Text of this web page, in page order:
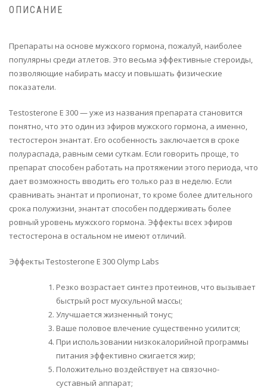
ОПИСАНИЕ
Препараты на основе мужского гормона, пожалуй, наиболее
популярны среди атлетов. Это весьма эффективные стероиды,
позволяющие набирать массу и повышать физические
показатели.
Testosterone E 300 — уже из названия препарата становится
понятно, что это один из эфиров мужского гормона, а именно,
тестостерон энантат. Его особенность заключается в сроке
полураспада, равным семи суткам. Если говорить проще, то
препарат способен работать на протяжении этого периода, что
дает возможность вводить его только раз в неделю. Если
сравнивать энантат и пропионат, то кроме более длительного
срока полужизни, энантат способен поддерживать более
ровный уровень мужского гормона. Эффекты всех эфиров
тестостерона в остальном не имеют отличий.
Эффекты Testosterone E 300 Olymp Labs
Резко возрастает синтез протеинов, что вызывает
быстрый рост мускульной массы;
Улучшается жизненный тонус;
Ваше половое влечение существенно усилится;
При использовании низкокалорийной программы
питания эффективно сжигается жир;
Положительно воздействует на связочно-
суставный аппарат;